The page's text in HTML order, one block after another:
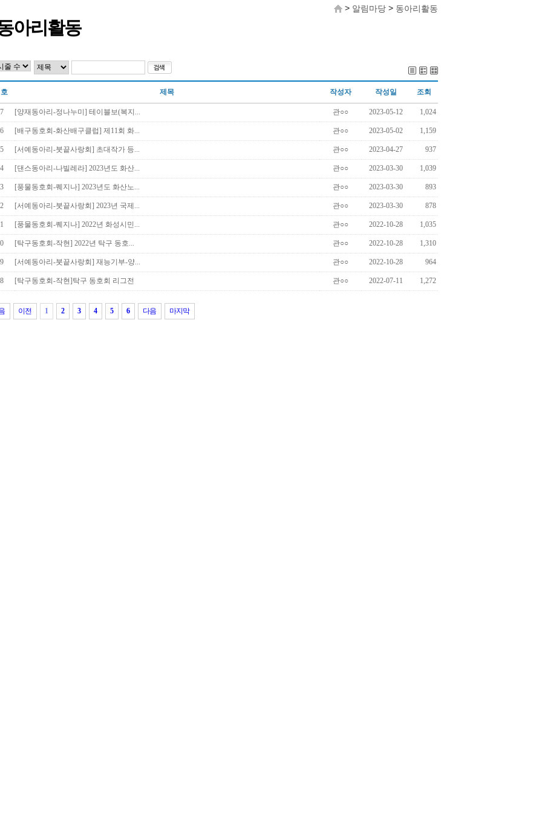
> 알림마당 > 동아리활동
아리활동
제목 작성자 작성일 조회
[양재동아리-정나누미] 테이블보(복지... 관○○ 2023-05-12 1,024
[배구동호회-화산배구클럽] 제11회 화... 관○○ 2023-05-02 1,159
[서예동아리-붓끝사랑회] 초대작가 등... 관○○ 2023-04-27 937
[댄스동아리-나빌레라] 2023년도 화산... 관○○ 2023-03-30 1,039
[풍물동호회-퀘지나] 2023년도 화산노... 관○○ 2023-03-30 893
[서예동아리-붓끝사랑회] 2023년 국제... 관○○ 2023-03-30 878
[풍물동호회-퀘지나] 2022년 화성시민... 관○○ 2022-10-28 1,035
[탁구동호회-작현] 2022년 탁구 동호... 관○○ 2022-10-28 1,310
[서예동아리-붓끝사랑회] 재능기부-양... 관○○ 2022-10-28 964
[탁구동호회-작현]탁구 동호회 리그전 관○○ 2022-07-11 1,272
이전 1 2 3 4 5 6 다음 마지막